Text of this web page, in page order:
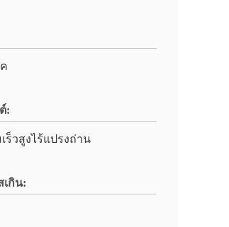
:
ร็วสูงไร้แปรงถ่าน
เกิน: